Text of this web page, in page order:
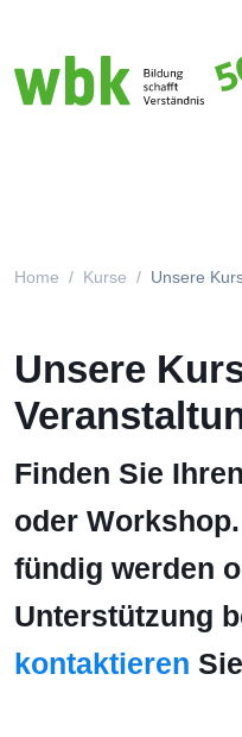
Main
Home Kurse Unsere
Unsere
Finden Sie
oder
fündig werden
Unterstützung
kontaktieren